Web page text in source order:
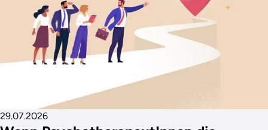
29.07.2026